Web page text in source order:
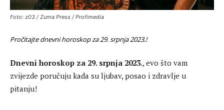
Foto: z03 / Zuma Press / Profimedia
Pročitajte dnevni horoskop za 29. srpnja 2023.!
Dnevni horoskop za 29. srpnja 2023., evo što vam
zvijezde poručuju kada su ljubav, posao i zdravlje u
pitanju!